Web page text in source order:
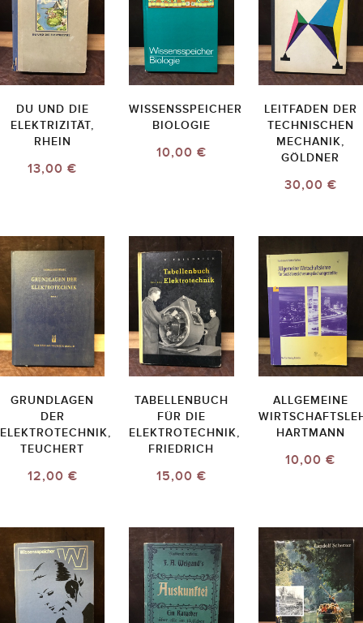
DU UND DIE
ELEKTRIZITÄT,
RHEIN
13,00 €
WISSENSSPEICHER
BIOLOGIE
10,00 €
LEITFADEN DER
TECHNISCHEN
MECHANIK,
GÖLDNER
30,00 €
GRUNDLAGEN
DER
ELEKTROTECHNIK,
TEUCHERT
12,00 €
TABELLENBUCH
FÜR DIE
ELEKTROTECHNIK,
FRIEDRICH
15,00 €
ALLGEMEINE
HARTMANN
10,00 €